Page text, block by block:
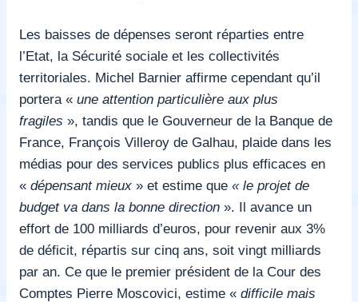
Les baisses de dépenses seront réparties entre
l’Etat, la Sécurité sociale et les collectivités
territoriales. Michel Barnier affirme cependant qu’il
portera « une attention particulière aux plus
fragiles », tandis que le Gouverneur de la Banque de
France, François Villeroy de Galhau, plaide dans les
médias pour des services publics plus efficaces en
« dépensant mieux » et estime que « le projet de
budget va dans la bonne direction ». Il avance un
effort de 100 milliards d’euros, pour revenir aux 3%
de déficit, répartis sur cinq ans, soit vingt milliards
par an. Ce que le premier président de la Cour des
Comptes Pierre Moscovici, estime « difficile mais